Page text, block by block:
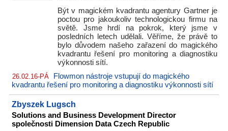
Být v magickém kvadrantu agentury Gartner je
poctou pro jakoukoliv technologickou firmu na
světě. Jsme hrdí na pokrok, který jsme v
posledních letech udělali. Věříme, že právě to
bylo důvodem našeho zařazení do magického
kvadrantu řešení pro monitoring a diagnostiku
výkonnosti sítí.
26.02.16-PÁ
Flowmon nástroje vstupují do magického
kvadrantu řešení pro monitoring a diagnostiku výkonnosti sítí
Zbyszek Lugsch
Solutions and Business Development Director
společnosti Dimension Data Czech Republic